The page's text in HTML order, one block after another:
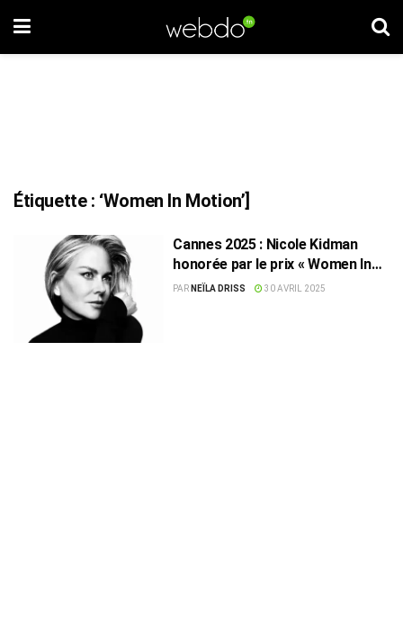
Étiquette : ‘Women In Motion’]
Cannes 2025 : Nicole Kidman
honorée par le prix « Women In
Motion »
PAR NEÏLA DRISS 30 AVRIL 2025